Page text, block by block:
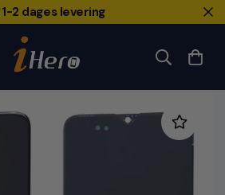
2 dages levering